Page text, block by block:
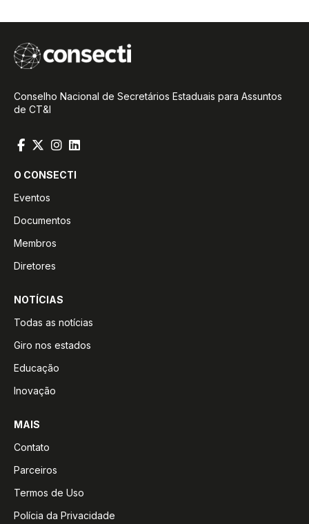
Conselho Nacional de Secretários Estaduais para Assuntos
de CT&I
O CONSECTI
Eventos
Documentos
Membros
Diretores
NOTÍCIAS
Todas as notícias
Giro nos estados
Educação
Inovação
MAIS
Contato
Parceiros
Termos de Uso
Polícia da Privacidade